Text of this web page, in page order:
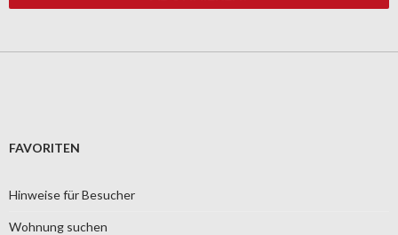
FAVORITEN
Hinweise für Besucher
Wohnung suchen